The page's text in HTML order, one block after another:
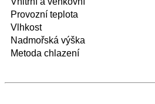
Provozní teplota
Vlhkost
Nadmořská výška
Metoda chlazení